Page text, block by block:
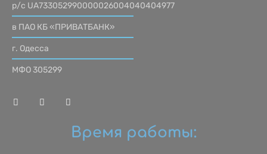
р/с UA733052990000026004040404977
в ПАО КБ «ПРИВАТБАНК»
г. Одесса
МФО 305299
Время работы: